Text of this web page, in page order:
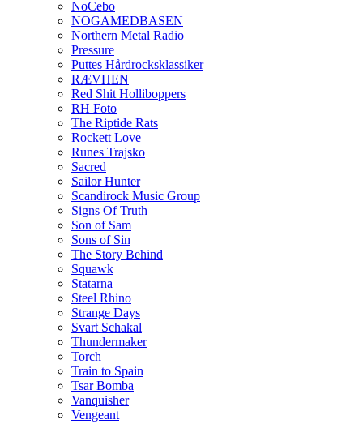
NoCebo
NOGAMEDBASEN
Northern Metal Radio
Pressure
Puttes Hårdrocksklassiker
RÆVHEN
Red Shit Holliboppers
RH Foto
The Riptide Rats
Rockett Love
Runes Trajsko
Sacred
Sailor Hunter
Scandirock Music Group
Signs Of Truth
Son of Sam
Sons of Sin
The Story Behind
Squawk
Statarna
Steel Rhino
Strange Days
Svart Schakal
Thundermaker
Torch
Train to Spain
Tsar Bomba
Vanquisher
Vengeant